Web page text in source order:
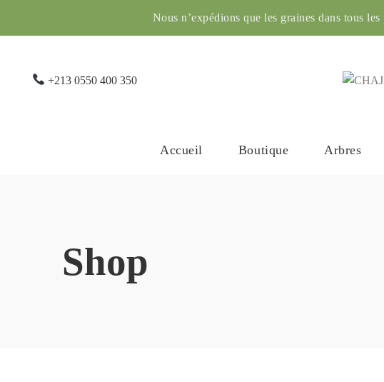
Nous n’expédions que les graines dans tous
+213 0550 400 350
Accueil Boutique Arbres
Shop